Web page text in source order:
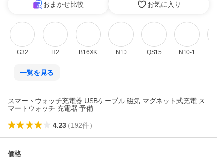
おまかせ比較 お気に入り
G32 H2 B16XK N10 QS15 N10-1
一覧を見る
スマートウォッチ充電器 USBケーブル 磁気 マグネット式充電 ス
マートウォッチ 充電器 予備
4.23（192件）
価格